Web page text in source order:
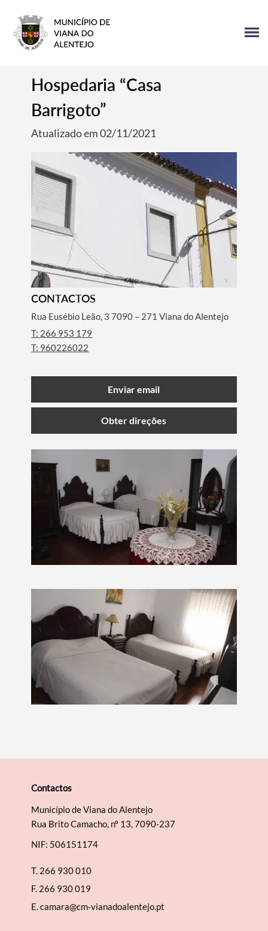
Categorias gerais
Hospedaria “Casa
Barrigoto”
Atualizado em 02/11/2021
CONTACTOS
Rua Eusébio Leão, 3 7090 – 271 Viana do Alentejo
T: 266 953 179
T: 960226022
Enviar email
Obter direções
Contactos
Município de Viana do Alentejo
Rua Brito Camacho, nº 13, 7090-237
NIF: 506151174
T. 266 930 010
F. 266 930 019
E.camara@cm-vianadoalentejo.pt